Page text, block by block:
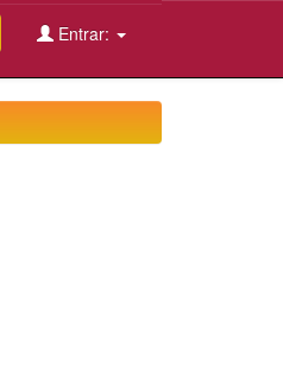
Entrar: